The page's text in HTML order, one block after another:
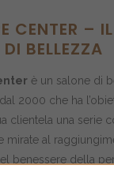
CENTER –
BELLEZZA
è un salone di
2000 che ha
clientela una serie
mirate al
benessere della